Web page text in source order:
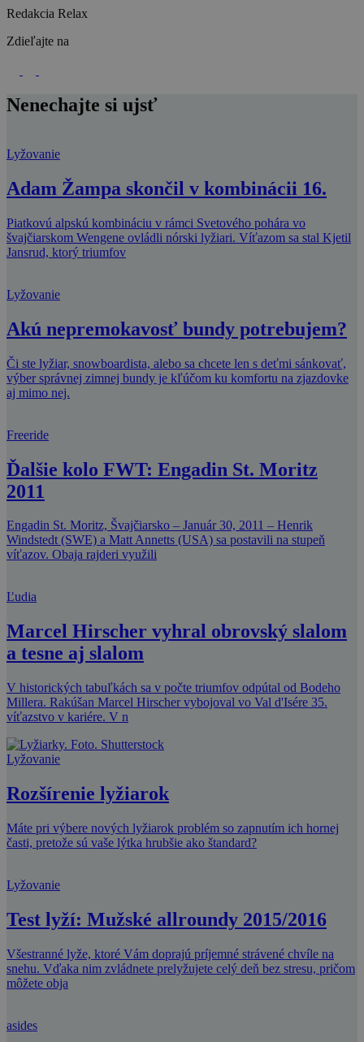
Redakcia Relax
Zdieľajte na
Nenechajte si ujsť
Lyžovanie
Adam Žampa skončil v kombinácii 16.
Piatkovú alpskú kombináciu v rámci Svetového pohára vo
švajčiarskom Wengene ovládli nórski lyžiari. Víťazom sa stal Kjetil
Jansrud, ktorý triumfov
Lyžovanie
Akú nepremokavosť bundy potrebujem?
Či ste lyžiar, snowboardista, alebo sa chcete len s deťmi sánkovať,
výber správnej zimnej bundy je kľúčom ku komfortu na zjazdovke
aj mimo nej.
Freeride
Ďalšie kolo FWT: Engadin St. Moritz
2011
Engadin St. Moritz, Švajčiarsko – Január 30, 2011 – Henrik
Windstedt (SWE) a Matt Annetts (USA) sa postavili na stupeň
víťazov. Obaja rajderi využili
Ľudia
Marcel Hirscher vyhral obrovský slalom
a tesne aj slalom
V historických tabuľkách sa v počte triumfov odpútal od Bodeho
Millera. Rakúšan Marcel Hirscher vybojoval vo Val d'Isére 35.
víťazstvo v kariére. V n
Lyžovanie
Rozšírenie lyžiarok
Máte pri výbere nových lyžiarok problém so zapnutím ich hornej
časti, pretože sú vaše lýtka hrubšie ako štandard?
Lyžovanie
Test lyží: Mužské allroundy 2015/2016
Všestranné lyže, ktoré Vám doprajú príjemné strávené chvíle na
snehu. Vďaka nim zvládnete prelyžujete celý deň bez stresu, pričom
môžete obja
asides